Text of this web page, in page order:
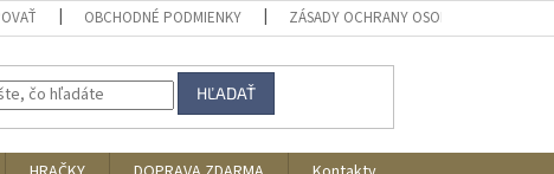
OBCHODNÉ PODMIENKY ZÁSADY OCHRANY OSOBNÝCH ÚDAJOV
HĽADAŤ